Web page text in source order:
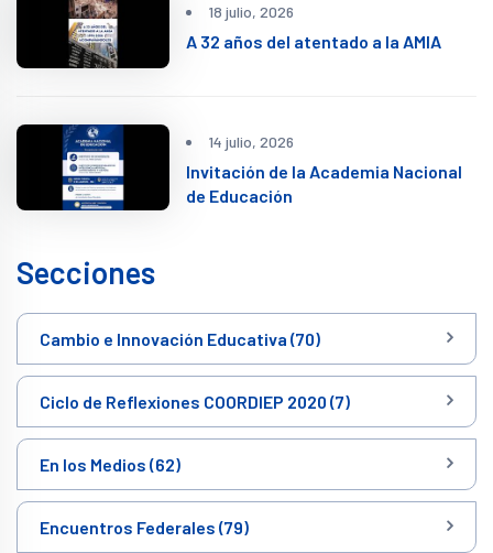
18 julio, 2026
A 32 años del atentado a la AMIA
14 julio, 2026
Invitación de la Academia Nacional
de Educación
Secciones
Cambio e Innovación Educativa (70)
Ciclo de Reflexiones COORDIEP 2020 (7)
En los Medios (62)
Encuentros Federales (79)